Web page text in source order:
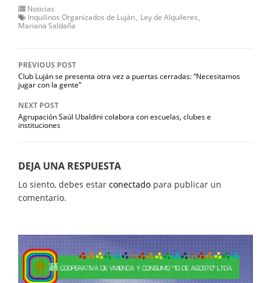
Noticias
Inquilinos Organizados de Luján Ley de Alquileres
Mariana Saldaña
PREVIOUS POST
Club Luján se presenta otra vez a puertas cerradas: “Necesitamos
jugar con la gente”
NEXT POST
Agrupación Saúl Ubaldini colabora con escuelas, clubes e
instituciones
DEJA UNA RESPUESTA
Lo siento, debes estar conectado para publicar un
comentario.